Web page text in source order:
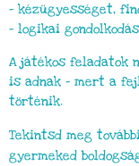
– kézügyességet,
– logikai
A játékos feladatok
is adnak – mert a
történik.
Tekintsd meg
gyermeked